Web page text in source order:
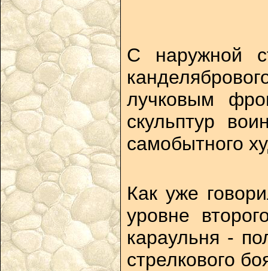
С наружной
лучковым
скульптур
самобытного
Как уже
уровне
караульня -
стрелкового